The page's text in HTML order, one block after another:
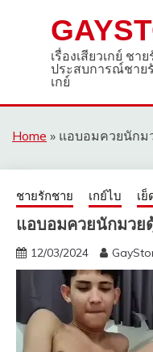
เรื่องเสียวเกย์ ชา
ประสบการณ์ชายรั
เกย์
Home » แอบอมควยนักม
ชายรักชาย เกย์ไบ เ
แอบอมควยนักมว
12/03/2024